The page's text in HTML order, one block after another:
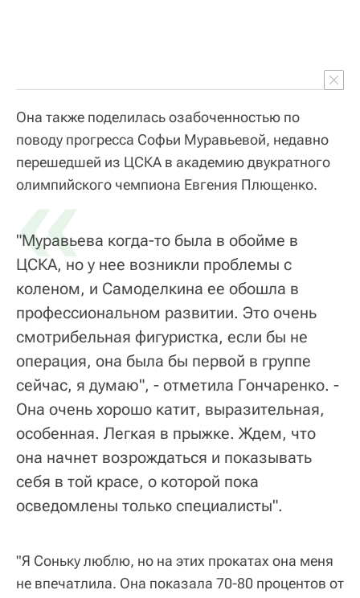
Она также поделилась озабоченностью по
поводу прогресса Софьи Муравьевой, недавно
перешедшей из ЦСКА в академию двукратного
олимпийского чемпиона Евгения Плющенко.
«
"Муравьева когда-то была в обойме в
ЦСКА, но у нее возникли проблемы с
коленом, и Самоделкина ее обошла в
профессиональном развитии. Это очень
смотрибельная фигуристка, если бы не
операция, она была бы первой в группе
сейчас, я думаю", - отметила Гончаренко. -
Она очень хорошо катит, выразительная,
особенная. Легкая в прыжке. Ждем, что
она начнет возрождаться и показывать
себя в той красе, о которой пока
осведомлены только специалисты".
"Я Соньку люблю, но на этих прокатах она меня
не впечатлила. Она показала 70-80 процентов от